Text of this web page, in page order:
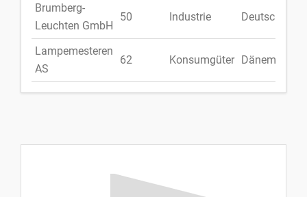
Brumberg-
Leuchten GmbH
50 Industrie Deutschland
Lampemesteren
AS
62 Konsumgüter Dänemark